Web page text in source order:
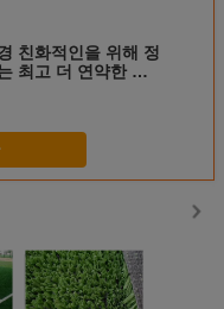
친화적인을 위해 정
최고 더 연약한 편